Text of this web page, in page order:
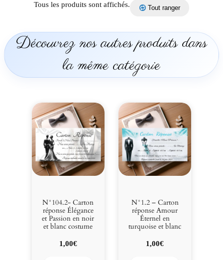
Tous les produits sont affichés. Tout ranger
Découvrez nos autres produits dans
la même catégorie
N°104.2- Carton
réponse Élégance
et Passion en noir
et blanc costume
1,00€
N°1.2 – Carton
réponse Amour
Éternel en
turquoise et blanc
1,00€